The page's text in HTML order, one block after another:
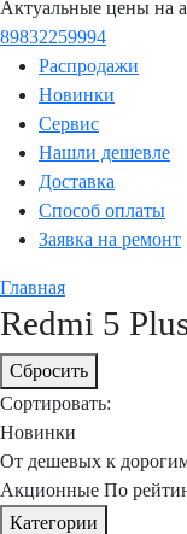
Актуальные цены на
89832259994
Распродажи
Новинки
Сервис
Нашли дешевле
Доставка
Способ оплаты
Заявка на ремонт
Главная
Redmi 5
Сбросить
Сортировать:
Новинки
От дешевых к
Акционные По
Категории